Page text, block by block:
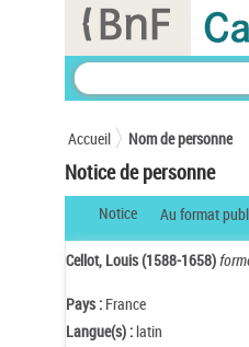
Accueil Nom de personne
Notice de personne
Notice Au format
Cellot, Louis (1588-1658)
Pays : France
Langue(s) : latin
Panneau de gestion des cookies